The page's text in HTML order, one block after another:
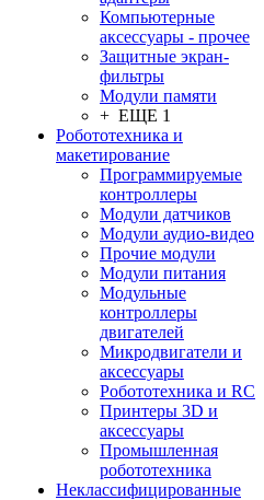
Компьютерные
аксессуары - прочее
Защитные экран-
фильтры
Модули памяти
+ ЕЩЕ 1
Робототехника и
макетирование
Программируемые
контроллеры
Модули датчиков
Модули аудио-видео
Прочие модули
Модули питания
Модульные
контроллеры
двигателей
Микродвигатели и
аксессуары
Робототехника и RC
Принтеры 3D и
аксессуары
Промышленная
робототехника
Неклассифицированные